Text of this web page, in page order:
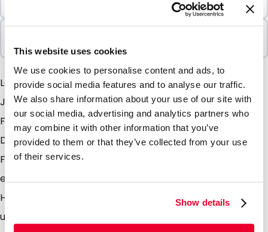
This website uses cookies
We use cookies to personalise content and ads, to
provide social media features and to analyse our traffic.
We also share information about your use of our site with
our social media, advertising and analytics partners who
may combine it with other information that you’ve
provided to them or that they’ve collected from your use
of their services.
Show details
100 Einheiten
Lamizp Colour -der bekannte Lamizip in einer neuen
Jacke. Dieser Stehbodenbeutel ist in verschiedenen
Farben wie gold, weiss, schwarz und silber erhältlich.
Durch die Kombination mit den einzigartigen matten
Farben und den Eigenschaften des Lamizip, haben Sie
eine chique und zeitgenössiche Verpackung in Ihren
Händen. Versehen den Beutel noch mit einem Ventil
und sie können diesen einzigartigen Beutel als